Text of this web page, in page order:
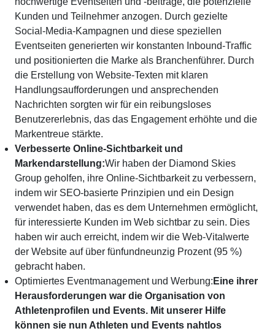
Kunden und Teilnehmer anzogen. Durch gezielte
Social-Media-Kampagnen und diese speziellen
Eventseiten generierten wir konstanten Inbound-Traffic
und positionierten die Marke als Branchenführer. Durch
die Erstellung von Website-Texten mit klaren
Handlungsaufforderungen und ansprechenden
Nachrichten sorgten wir für ein reibungsloses
Benutzererlebnis, das das Engagement erhöhte und die
Markentreue stärkte.
Verbesserte Online-Sichtbarkeit und
Markendarstellung:Wir haben der Diamond Skies
Group geholfen, ihre Online-Sichtbarkeit zu verbessern,
indem wir SEO-basierte Prinzipien und ein Design
verwendet haben, das es dem Unternehmen ermöglicht,
für interessierte Kunden im Web sichtbar zu sein. Dies
haben wir auch erreicht, indem wir die Web-Vitalwerte
der Website auf über fünfundneunzig Prozent (95 %)
gebracht haben.
Optimiertes Eventmanagement und Werbung: Eine ihrer
Herausforderungen war die Organisation von
Athletenprofilen und Events. Mit unserer Hilfe
können sie nun Athleten und Events nahtlos